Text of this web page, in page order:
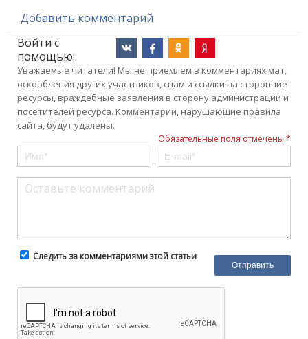
Добавить комментарий
Войти с
помощью:
Уважаемые читатели! Мы не приемлем в комментариях мат,
оскорбления других участников, спам и ссылки на сторонние
ресурсы, враждебные заявления в сторону администрации и
посетителей ресурса. Комментарии, нарушающие правила
сайта, будут удалены.
Обязательные поля отмечены *
Следить за комментариями этой статьи